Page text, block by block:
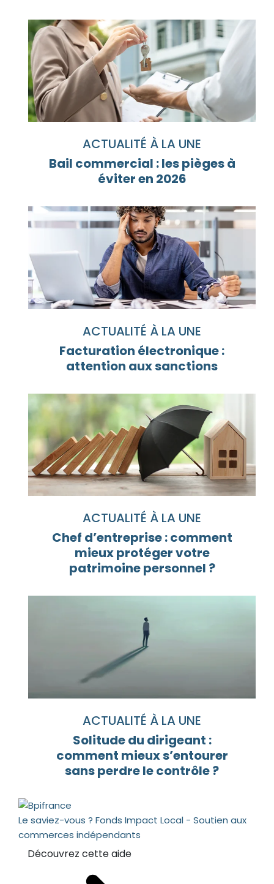
ACTUALITÉ À LA UNE
Bail commercial : les pièges à
éviter en 2026
ACTUALITÉ À LA UNE
Facturation électronique :
attention aux sanctions
ACTUALITÉ À LA UNE
Chef d’entreprise : comment
mieux protéger votre
patrimoine personnel ?
ACTUALITÉ À LA UNE
Solitude du dirigeant :
comment mieux s’entourer
sans perdre le contrôle ?
Le saviez-vous ? Fonds Impact Local - Soutien aux
commerces indépendants
Découvrez cette aide